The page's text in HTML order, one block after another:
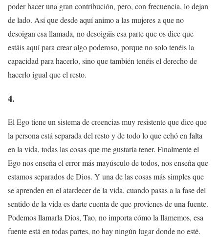
poder hacer una gran contribución, pero, con frecuencia, lo dejan
de lado. Así que desde aquí animo a las mujeres a que no
desoigan esa llamada, no desoigáis esa parte que os dice que
estáis aquí para crear algo poderoso, porque no solo tenéis la
capacidad para hacerlo, sino que también tenéis el derecho de
hacerlo igual que el resto.
4.
El Ego tiene un sistema de creencias muy resistente que dice que
la persona está separada del resto y de todo lo que echó en falta
en la vida, todas las cosas que me gustaría tener. Finalmente el
Ego nos enseña el error más mayúsculo de todos, nos enseña que
estamos separados de Dios. Y una de las cosas más simples que
se aprenden en el atardecer de la vida, cuando pasas a la fase del
sentido de la vida es darte cuenta de que provienes de una fuente.
Podemos llamarla Dios, Tao, no importa cómo la llamemos, esa
fuente está en todas partes, no hay ningún lugar donde no esté.